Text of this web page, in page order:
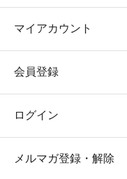
マイアカウント
会員登録
ログイン
メルマガ登録・解除